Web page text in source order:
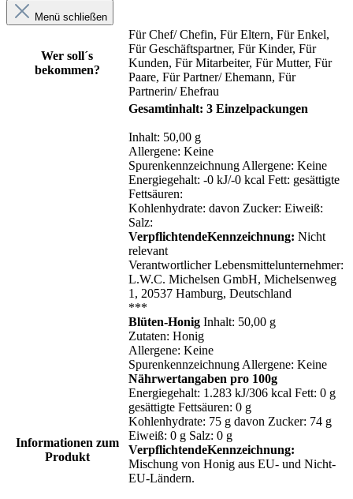
Menü schließen
Wer soll´s
bekommen?
Für Chef/ Chefin, Für Eltern, Für Enkel,
Für Geschäftspartner, Für Kinder, Für
Kunden, Für Mitarbeiter, Für Mutter, Für
Paare, Für Partner/ Ehemann, Für
Partnerin/ Ehefrau
Informationen zum
Produkt
Gesamtinhalt: 3 Einzelpackungen
Inhalt: 50,00 g
Allergene: Keine
Spurenkennzeichnung Allergene: Keine
Energiegehalt: -0 kJ/-0 kcal Fett: gesättigte
Fettsäuren:
Kohlenhydrate: davon Zucker: Eiweiß:
Salz:
VerpflichtendeKennzeichnung: Nicht
relevant
Verantwortlicher Lebensmittelunternehmer:
L.W.C. Michelsen GmbH, Michelsenweg
1, 20537 Hamburg, Deutschland
***
Blüten-Honig Inhalt: 50,00 g
Zutaten: Honig
Allergene: Keine
Spurenkennzeichnung Allergene: Keine
Nährwertangaben pro 100g
Energiegehalt: 1.283 kJ/306 kcal Fett: 0 g
gesättigte Fettsäuren: 0 g
Kohlenhydrate: 75 g davon Zucker: 74 g
Eiweiß: 0 g Salz: 0 g
VerpflichtendeKennzeichnung:
Mischung von Honig aus EU- und Nicht-
EU-Ländern.